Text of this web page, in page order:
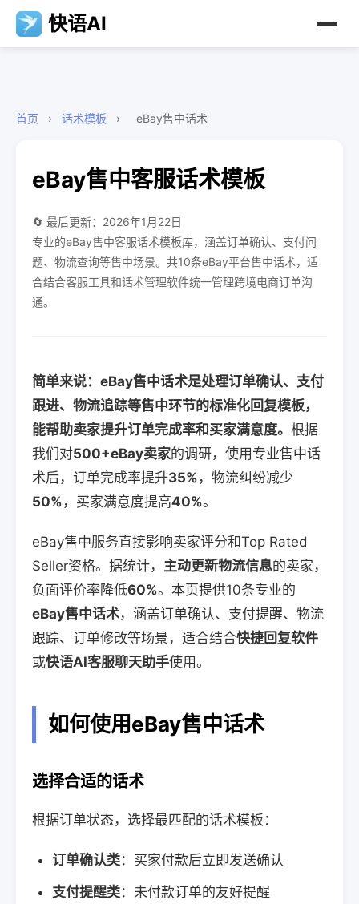
快语AI
首页 › 话术模板 › eBay售中话术
eBay售中客服话术模板
🔄 最后更新：2026年1月22日
专业的eBay售中客服话术模板库，涵盖订单确认、支付问
题、物流查询等售中场景。共10条eBay平台售中话术，适
合结合客服工具和话术管理软件统一管理跨境电商订单沟
通。
简单来说：eBay售中话术是处理订单确认、支付
跟进、物流追踪等售中环节的标准化回复模板，
能帮助卖家提升订单完成率和买家满意度。 根据
我们对500+eBay卖家的调研，使用专业售中话
术后，订单完成率提升35% ，物流纠纷减少
50% ，买家满意度提高40%。
eBay售中服务直接影响卖家评分和Top Rated
Seller资格。据统计， 主动更新物流信息的卖家，
负面评价率降低60%。本页提供10条专业的
eBay售中话术，涵盖订单确认、支付提醒、物流
跟踪、订单修改等场景，适合结合快捷回复软件
或快语AI客服聊天助手使用。
如何使用eBay售中话术
选择合适的话术
根据订单状态，选择最匹配的话术模板：
订单确认类：买家付款后立即发送确认
支付提醒类：未付款订单的友好提醒